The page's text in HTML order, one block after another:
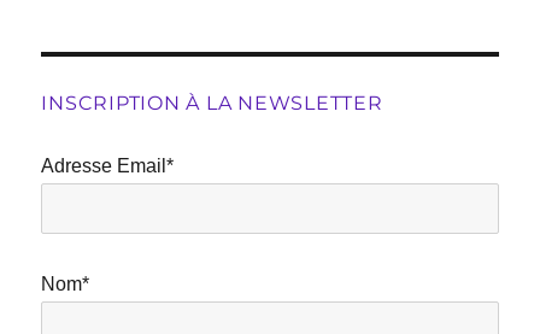
INSCRIPTION À LA NEWSLETTER
Adresse Email*
Nom*